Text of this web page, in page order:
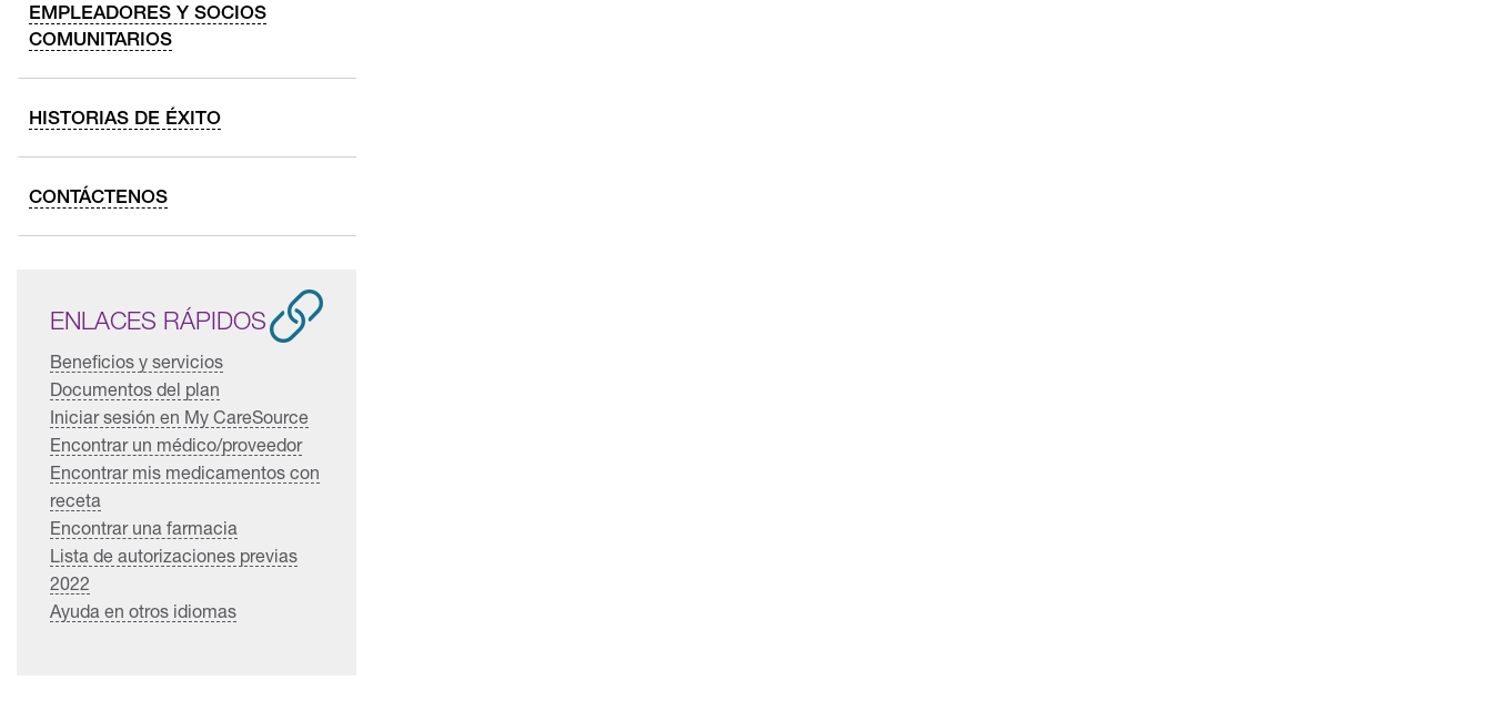
EMPLEADORES Y SOCIOS
COMUNITARIOS
HISTORIAS DE ÉXITO
CONTÁCTENOS
ENLACES RÁPIDOS
Beneficios y servicios
Documentos del plan
Iniciar sesión en My CareSource
Encontrar un médico/proveedor
Encontrar mis medicamentos con
receta
Encontrar una farmacia
Lista de autorizaciones previas
2022
Ayuda en otros idiomas